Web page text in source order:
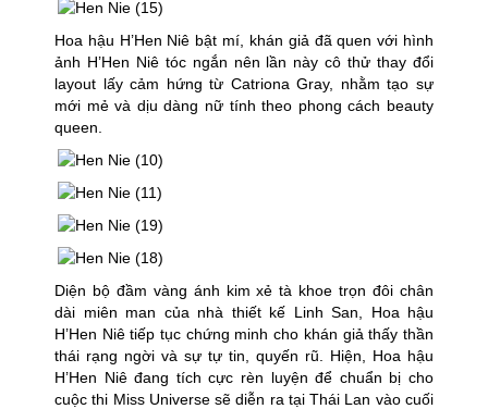
Hoa hậu H’Hen Niê bật mí, khán giả đã quen với hình
ảnh H’Hen Niê tóc ngắn nên lần này cô thử thay đổi
layout lấy cảm hứng từ Catriona Gray, nhằm tạo sự
mới mẻ và dịu dàng nữ tính theo phong cách beauty
queen.
Diện bộ đầm vàng ánh kim xẻ tà khoe trọn đôi chân
dài miên man của nhà thiết kế Linh San, Hoa hậu
H’Hen Niê tiếp tục chứng minh cho khán giả thấy thần
thái rạng ngời và sự tự tin, quyến rũ. Hiện, Hoa hậu
H’Hen Niê đang tích cực rèn luyện để chuẩn bị cho
cuộc thi Miss Universe sẽ diễn ra tại Thái Lan vào cuối